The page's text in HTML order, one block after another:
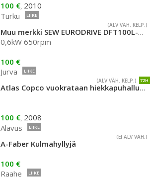
100 €, 2010
Turku
LIIKE
(ALV VÄH. KELP.)
Muu merkki SEW EURODRIVE DFT100L-8/2
0,6kW 650rpm
100 €
Jurva
LIIKE
72H
(ALV VÄH. KELP.)
Atlas Copco vuokrataan hiekkapuhallus laitteita
100 €, 2008
Alavus
LIIKE
(EI ALV VÄH.)
A-Faber Kulmahyllyjä
100 €
Raahe
LIIKE